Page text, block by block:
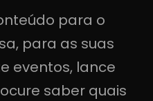
para o
para as suas
eventos, lance
saber quais